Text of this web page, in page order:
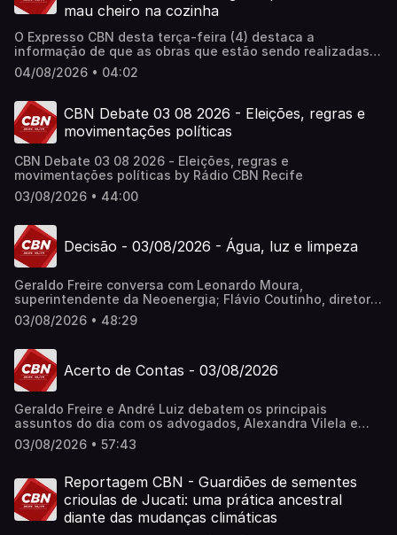
mau cheiro na cozinha
O Expresso CBN desta terça-feira (4) destaca a
informação de que as obras que estão sendo realizadas
no Hospital da Restauração (HR), um dos mais importantes
do Nordeste, revelaram que um esgoto era responsável
agora o Expresso CBN e saiba mais! Apresentação: Lucas
Arruda Supervisão de Jornalismo: Daniele Monteiro
04/08/2026 • 04:02
CBN Debate 03 08 2026 - Eleições, regras e
movimentações políticas
CBN Debate 03 08 2026 - Eleições, regras e
movimentações políticas by Rádio CBN Recife
03/08/2026 • 44:00
Decisão - 03/08/2026 - Água, luz e limpeza
Geraldo Freire conversa com Leonardo Moura,
superintendente da Neoenergia; Flávio Coutinho, diretor
da Compesa; e José Mário Antonino, diretor da Emlurb.
03/08/2026 • 48:29
Acerto de Contas - 03/08/2026
Geraldo Freire e André Luiz debatem os principais
assuntos do dia com os advogados, Alexandra Vilela e
Paulo Abou Hana; o jornalista Vandeck Santiago; e o
produtor cultural Bruno Lisboa.
03/08/2026 • 57:43
Reportagem CBN - Guardiões de sementes
crioulas de Jucati: uma prática ancestral
diante das mudanças climáticas